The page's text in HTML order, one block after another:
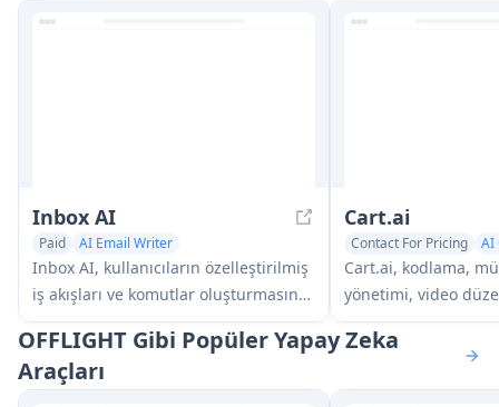
Inbox AI
Paid
AI Email Writer
AI Task Management
Inbox AI, kullanıcıların özelleştirilmiş
iş akışları ve komutlar oluşturmasına
olanak tanırken, hem bulut tabanlı
hem de cihaz içi AI seçenekleri
sunan, sesle yönlendirilen AI
Cart.ai
Contact For Pricing
AI
AI Task Management
Cart.ai, kodlama,
yönetimi, video
kurulumu ve 24/7
geliştirme dahil
OFFLIGHT Gibi Popüler Yapay Zeka
Araçları